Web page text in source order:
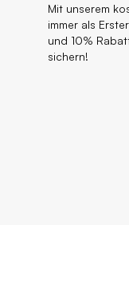
Mit unserem
immer als
und 10%
sichern!